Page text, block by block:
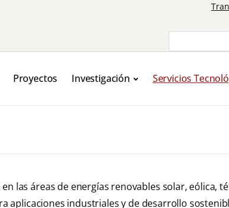
Proyectos Investigación Servicios
las áreas de energías renovables solar, eólica,
aplicaciones industriales y de desarrollo